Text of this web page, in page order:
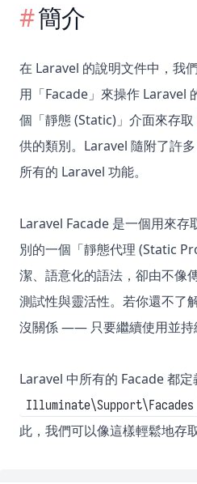
簡介
在 Laravel 的說明文件中，我
用「Facade」來操作 Laravel
個「靜態 (Static)」介面來存取
供的類別。Laravel 隨附了許
所有的 Laravel 功能。
Laravel Facade 是一個用來
別的一個「靜態代理 (Static
潔、語意化的語法，卻由不像
測試性與靈活性。若你還不了
沒關係 —— 只要繼續使用並持
Laravel 中所有的 Facade 都定
Illuminate\Support\Facades
此，我們可以像這樣輕鬆地存